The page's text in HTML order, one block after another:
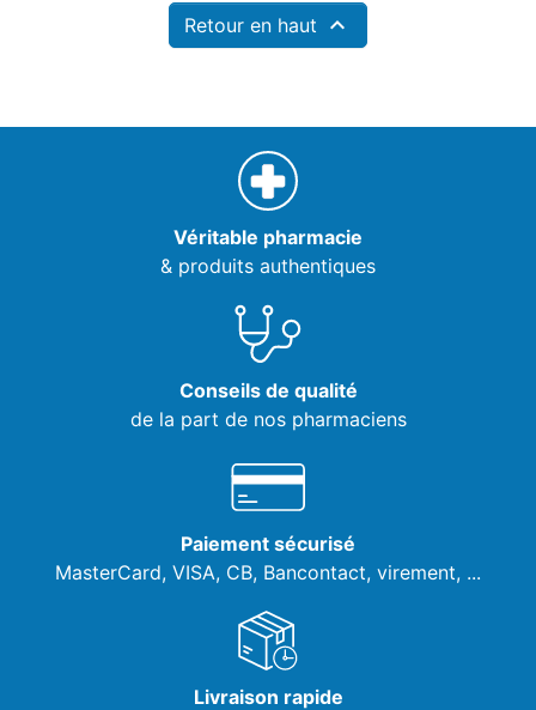
Retour en haut 
Véritable pharmacie
& produits authentiques
Conseils de qualité
de la part de nos pharmaciens
Paiement sécurisé
MasterCard, VISA, CB, Bancontact, virement, ...
Livraison rapide